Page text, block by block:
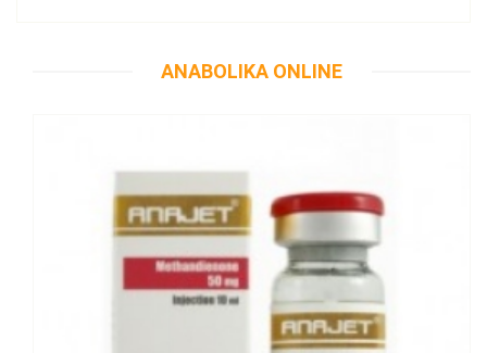
ANABOLIKA ONLINE
Kaufen